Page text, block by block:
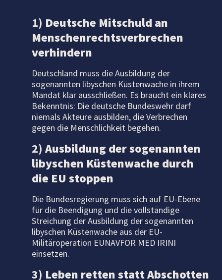
1) Deutsche Mitschuld an
Menschenrechtsverbrechen
verhindern
Deutschland muss die Ausbildung der
sogenannten libyschen Küstenwache in ihrem
Mandat klar ausschließen. Es braucht ein klares
Bekenntnis: Die deutsche Bundeswehr darf
niemals Akteure ausbilden, die Verbrechen
gegen die Menschlichkeit begehen.
2) Ausbildung der sogenannten
libyschen Küstenwache durch
die EU stoppen
Die Bundesregierung muss sich auf EU-Ebene
für die Beendigung und die vollständige
Streichung der Ausbildung der sogenannten
libyschen Küstenwache aus der EU-
Militäroperation EUNAVFOR MED IRINI
einsetzen.
3) Leben retten statt Abschotten